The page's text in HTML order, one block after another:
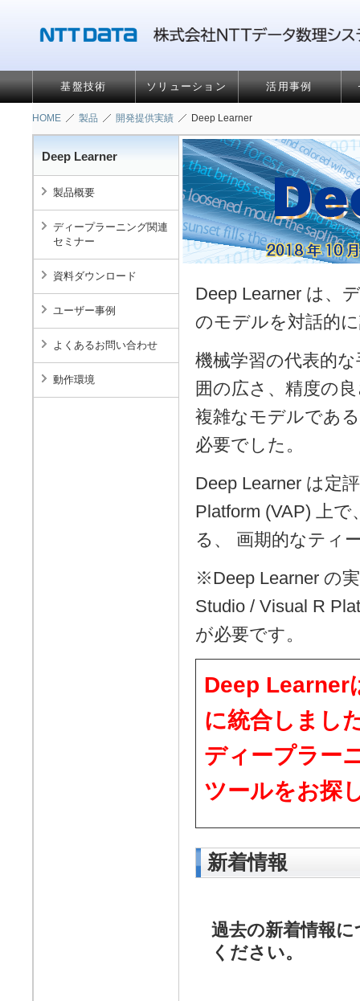
基盤技術 ソリューション 活用事例
HOME 製品 開発提供実績 Deep Learner
Deep Learner は、
のモデルを対話的
機械学習の代表的
囲の広さ、精度の
複雑なモデルであ
必要でした。
Deep Learner は定
Platform (VAP) 上
る、 画期的なティ
※Deep Learner の
Studio / Visual R
が必要です。
Deep Learner
に統合しまし
ディープラー
ツールをお探
新着情報
過去の新着情報
ください。
Deep Learner
製品概要
ディープラーニング関連
セミナー
資料ダウンロード
ユーザー事例
よくあるお問い合わせ
動作環境